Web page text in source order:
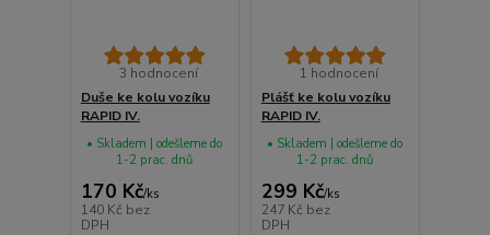
3 hodnocení
Duše ke kolu vozíku
RAPID IV.
170 Kč/ks
140 Kč bez
DPH
• Skladem | odešleme do
1-2 prac. dnů
1 hodnocení
Plášť ke kolu vozíku
RAPID IV.
299 Kč/ks
247 Kč bez
DPH
• Skladem | odešleme do
1-2 prac. dnů